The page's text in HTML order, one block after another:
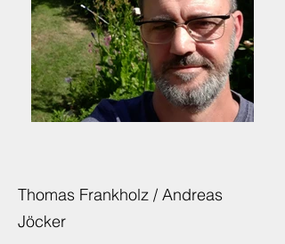
Thomas Frankholz / Andreas
Jöcker